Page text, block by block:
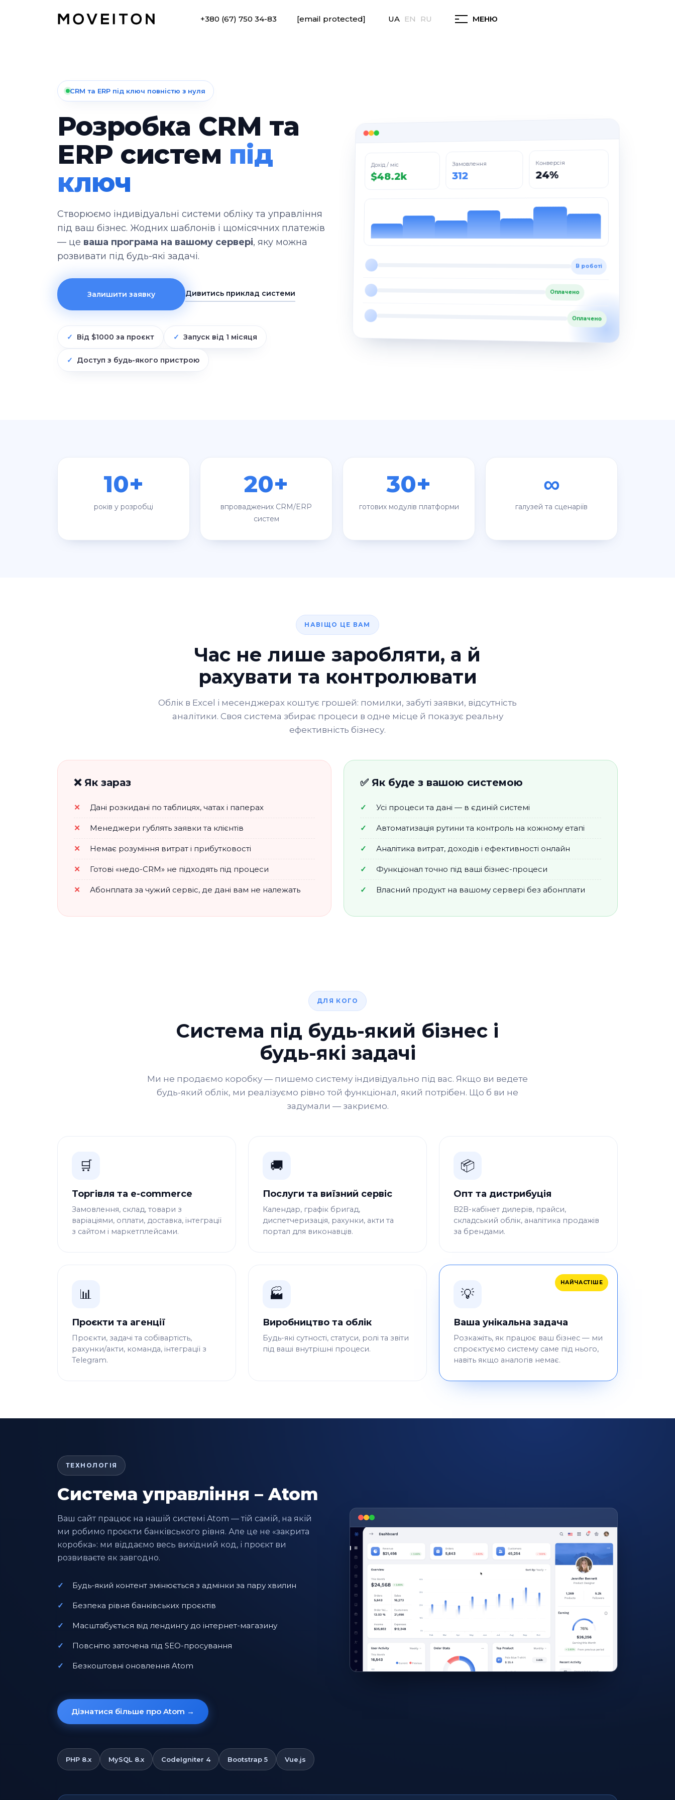
+380 (67) 750 34-83 [email protected] UA EN RU МЕНЮ
CRM та ERP під ключ повністю з нуля
Розробка CRM та
ERP систем під
ключ
Створюємо індивідуальні системи обліку та управління
під ваш бізнес. Жодних шаблонів і щомісячних платежів
— це ваша програма на вашому сервері, яку можна
розвивати під будь-які задачі.
Залишити заявку Дивитись приклад системи
Від $1000 за проєкт Запуск від 1 місяця
Доступ з будь-якого пристрою
Дохід / міс
$48.2k
Замовлення
312
Конверсія
24%
В роботі
Оплачено
Оплачено
10+
років у розробці
20+
впроваджених CRM/ERP
систем
30+
готових модулів платформи
∞
галузей та сценаріїв
НАВІЩО ЦЕ ВАМ
Час не лише заробляти, а й
рахувати та контролювати
Облік в Excel і месенджерах коштує грошей: помилки, забуті заявки, відсутність
аналітики. Своя система збирає процеси в одне місце й показує реальну
ефективність бізнесу.
❌ Як зараз
Дані розкидані по таблицях, чатах і паперах
Менеджери гублять заявки та клієнтів
Немає розуміння витрат і прибутковості
Готові «недо-CRM» не підходять під процеси
Абонплата за чужий сервіс, де дані вам не належать
✅ Як буде з вашою системою
Усі процеси та дані — в єдиній системі
Автоматизація рутини та контроль на кожному етапі
Аналітика витрат, доходів і ефективності онлайн
Функціонал точно під ваші бізнес-процеси
Власний продукт на вашому сервері без абонплати
ДЛЯ КОГО
Система під будь-який бізнес і
будь-які задачі
Ми не продаємо коробку — пишемо систему індивідуально під вас. Якщо ви ведете
будь-який облік, ми реалізуємо рівно той функціонал, який потрібен. Що б ви не
задумали — закриємо.
🛒
Торгівля та e-commerce
Замовлення, склад, товари з
варіаціями, оплати, доставка, інтеграції
з сайтом і маркетплейсами.
🚚
Послуги та виїзний сервіс
Календар, графік бригад,
диспетчеризація, рахунки, акти та
портал для виконавців.
📦
Опт та дистрибуція
B2B-кабінет дилерів, прайси,
складський облік, аналітика продажів
за брендами.
📊
Проєкти та агенції
Проєкти, задачі та собівартість,
рахунки/акти, команда, інтеграції з
Telegram.
🏭
Виробництво та облік
Будь-які сутності, статуси, ролі та звіти
під ваші внутрішні процеси.
НАЙЧАСТІШЕ
💡
Ваша унікальна задача
Розкажіть, як працює ваш бізнес — ми
спроєктуємо систему саме під нього,
навіть якщо аналогів немає.
ТЕХНОЛОГІЯ
Система управління – Atom
Ваш сайт працює на нашій системі Atom — тій самій, на якій
ми робимо проєкти банківського рівня. Але це не «закрита
коробка»: ми віддаємо весь вихідний код, і проєкт ви
розвиваєте як завгодно.
Будь-який контент змінюється з адмінки за пару хвилин
Безпека рівня банківських проєктів
Масштабується від лендингу до інтернет-магазину
Повснітю заточена під SEO-просування
Безкоштовні оновлення Atom
Дізнатися більше про Atom →
PHP 8.x MySQL 8.x CodeIgniter 4 Bootstrap 5 Vue.js